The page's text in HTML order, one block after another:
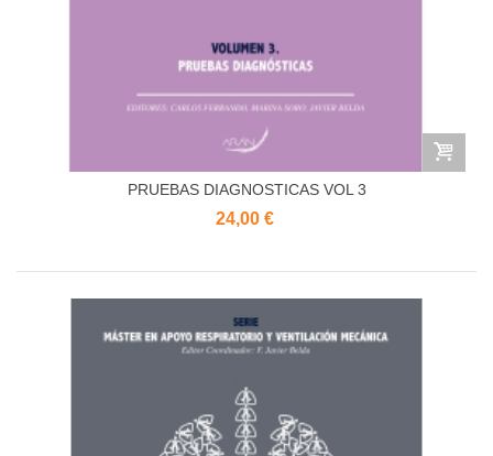
PRUEBAS DIAGNOSTICAS VOL 3
24,00 €